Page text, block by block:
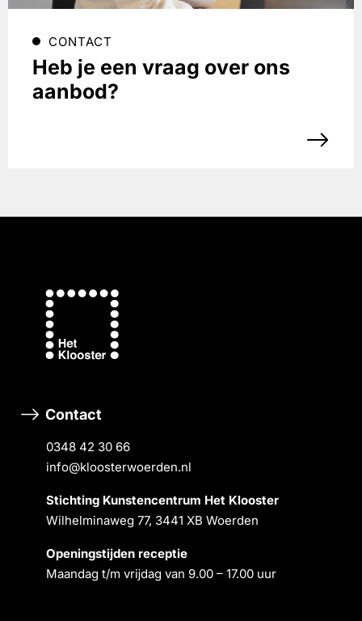
CONTACT
Heb je een vraag over ons
aanbod?
Contact
0348 42 30 66
info@kloosterwoerden.nl
Stichting Kunstencentrum Het Klooster
Wilhelminaweg 77, 3441 XB Woerden
Openingstĳden receptie
Maandag t/m vrĳdag van 9.00 – 17.00 uur